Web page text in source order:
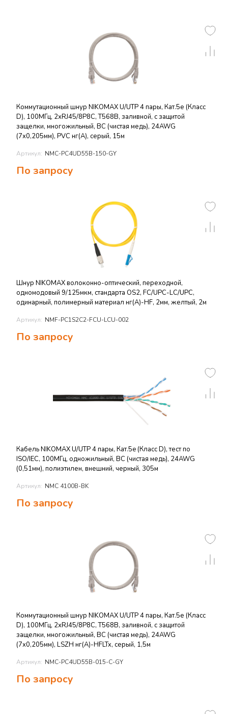
Коммутационный шнур NIKOMAX U/UTP 4 пары, Кат.5е (Класс
D), 100МГц, 2хRJ45/8P8C, T568B, заливной, с защитой
защелки, многожильный, BC (чистая медь), 24AWG
(7х0,205мм), PVC нг(А), серый, 15м
Артикул: NMC-PC4UD55B-150-GY
По запросу
Шнур NIKOMAX волоконно-оптический, переходной,
одномодовый 9/125мкм, стандарта OS2, FC/UPC-LC/UPC,
одинарный, полимерный материал нг(A)-HF, 2мм, желтый, 2м
Артикул: NMF-PC1S2C2-FCU-LCU-002
По запросу
Кабель NIKOMAX U/UTP 4 пары, Кат.5e (Класс D), тест по
ISO/IEC, 100МГц, одножильный, BC (чистая медь), 24AWG
(0,51мм), полиэтилен, внешний, черный, 305м
Артикул: NMC 4100B-BK
По запросу
Коммутационный шнур NIKOMAX U/UTP 4 пары, Кат.5е (Класс
D), 100МГц, 2хRJ45/8P8C, T568B, заливной, с защитой
защелки, многожильный, BC (чистая медь), 24AWG
(7х0,205мм), LSZH нг(А)-HFLTx, серый, 1,5м
Артикул: NMC-PC4UD55B-015-C-GY
По запросу